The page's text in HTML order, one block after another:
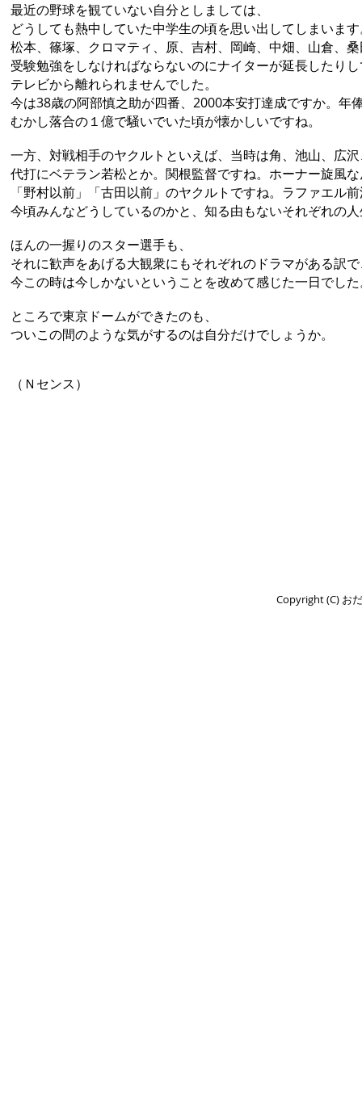
近の野球を観ていない自分としましては、
うしても熱中していた中学生の頃を思い出してしまいま
本、篠塚、クロマティ、原、吉村、岡崎、中畑、山倉、
験勉強をしなければならないのにナイターが延長したり
レビから離れられませんでした。
は38歳の阿部慎之助が四番、2000本安打達成ですか。年
かし落合の１億で騒いでいた頃が懐かしいですね。
方、対戦相手のヤクルトといえば、当時は角、池山、広
打にベテラン若松とか。関根監督ですね。ホーナー旋風
野村以前」「古田以前」のヤクルトですね。ラファエル前
頃みんなどうしているのかと、知る由もないそれぞれの
んの一握りのスター選手も、
れに歓声をあげる大観衆にもそれぞれのドラマがある訳
この時は今しかないということを改めて感じた一日でし
ころで東京ドームができたのも、
いこの間のような気がするのは自分だけでしょうか。
Ｎセンス）
Copyright (C) お